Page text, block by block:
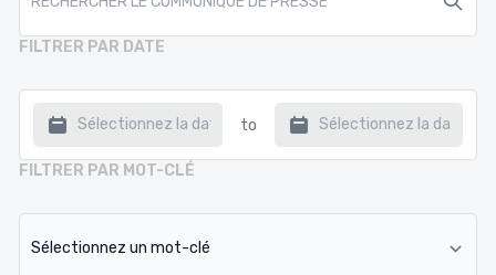
FILTRER PAR DATE
to
FILTRER PAR MOT-CLÉ